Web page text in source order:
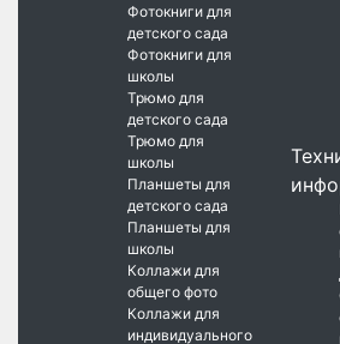
Фотокниги для
детского сада
Фотокниги для
школы
Трюмо для
детского сада
Трюмо для
школы
Планшеты для
детского сада
Планшеты для
школы
Коллажи для
общего фото
Коллажи для
индивидуального